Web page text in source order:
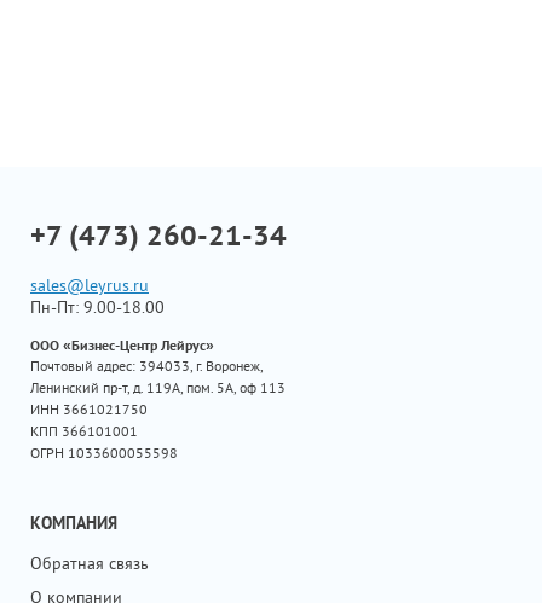
+7 (473) 260-21-34
sales@leyrus.ru
Пн-Пт: 9.00-18.00
ООО «Бизнес-Центр Лейрус»
Почтовый адрес: 394033, г. Воронеж,
Ленинский пр-т, д. 119А, пом. 5А, оф 113
ИНН 3661021750
КПП 366101001
ОГРН 1033600055598
КОМПАНИЯ
Обратная связь
О компании